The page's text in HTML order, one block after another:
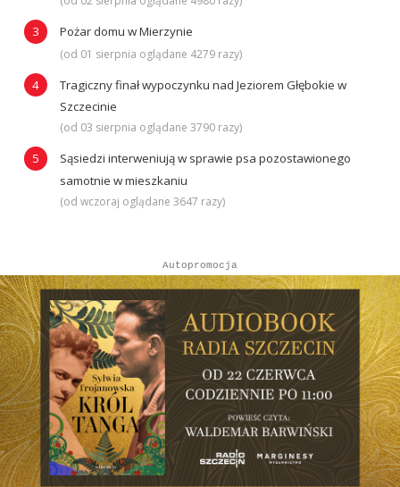
Pożar domu w Mierzynie
(od 01 sierpnia oglądane 4279 razy)
Tragiczny finał wypoczynku nad Jeziorem Głębokie w
Szczecinie
(od 03 sierpnia oglądane 3790 razy)
Sąsiedzi interweniują w sprawie psa pozostawionego
samotnie w mieszkaniu
(od wczoraj oglądane 3647 razy)
Autopromocja